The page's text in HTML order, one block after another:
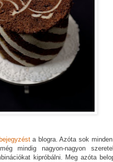
a blogra. Azóta sok minden
mindig nagyon-nagyon
kipróbálni. Meg azóta